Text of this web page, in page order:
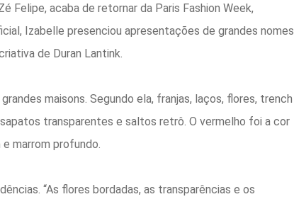
Felipe, acaba de retornar da Paris Fashion Week,
Izabelle presenciou apresentações de grandes nomes
de Duran Lantink.
maisons. Segundo ela, franjas, laços, flores, trench
transparentes e saltos retrô. O vermelho foi a cor
e marrom profundo.
“As flores bordadas, as transparências e os